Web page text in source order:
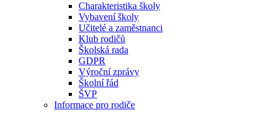
Charakteristika školy
Vybavení školy
Učitelé a zaměstnanci
Klub rodičů
Školská rada
GDPR
Výroční zprávy
Školní řád
ŠVP
Informace pro rodiče